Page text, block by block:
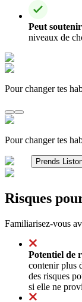
Peut
niveaux de
Pour changer tes
Pour changer tes
Prends
Risques
Familiarisez-vous
Potentiel de
contenir plus
des risques
si elle ne